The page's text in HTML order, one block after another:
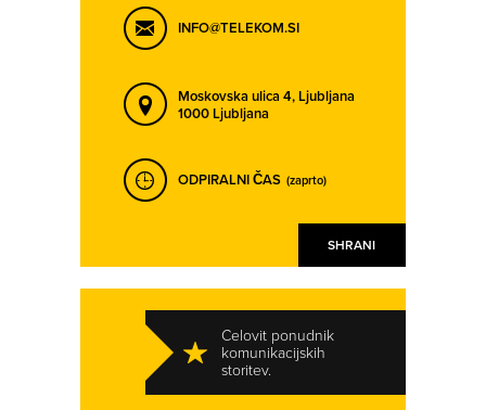
SHRANI
INFO@TELEKOM.SI
Moskovska ulica 4, Ljubljana
1000 Ljubljana
ODPIRALNI ČAS (zaprto)
Celovit ponudnik
komunikacijskih
storitev.